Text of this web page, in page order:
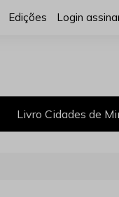
Edições Login
Livro Cidades de